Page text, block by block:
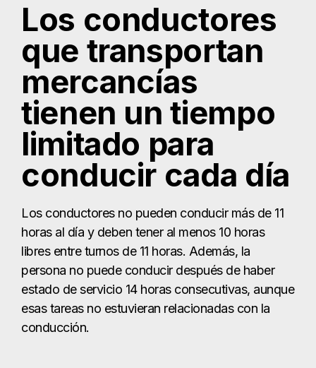
Los conductores
que transportan
mercancías
tienen un tiempo
limitado para
conducir cada día
Los conductores no pueden conducir más de 11
horas al día y deben tener al menos 10 horas
libres entre turnos de 11 horas. Además, la
persona no puede conducir después de haber
estado de servicio 14 horas consecutivas, aunque
esas tareas no estuvieran relacionadas con la
conducción.